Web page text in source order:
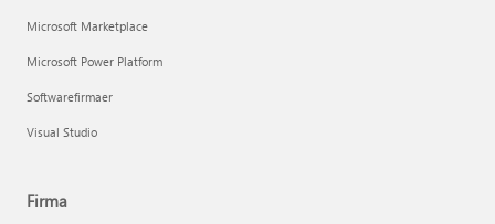
Microsoft Marketplace
Microsoft Power Platform
Softwarefirmaer
Visual Studio
Firma